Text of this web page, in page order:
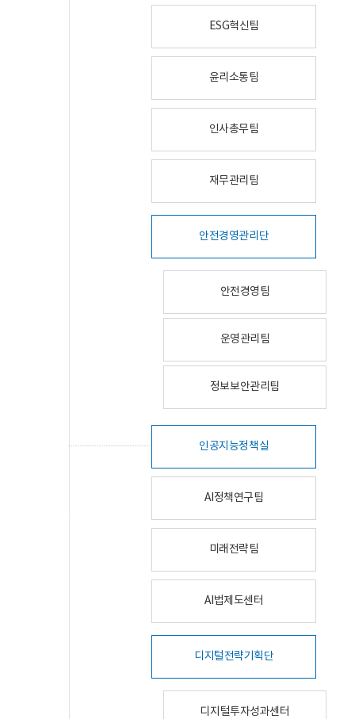
ESG혁신팀
윤리소통팀
인사총무팀
재무관리팀
안전경영관리단
안전경영팀
운영관리팀
정보보안관리팀
인공지능정책실
AI정책연구팀
미래전략팀
AI법제도센터
디지털전략기획단
디지털투자성과센터